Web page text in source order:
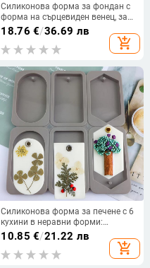
Силиконова форма за фондан с
форма на сърцевиден венец, за
ръчно украсяване на торти
18.76 €/36.69 лв
add_shopping_cart
Силиконова форма за печене с 6
кухини в неравни форми:
ромбовидни, правоъгълни и
елипсовидни, за ароматерапия —
самостоятелна OPP опаковка
10.85 €/21.22 лв
add_shopping_cart